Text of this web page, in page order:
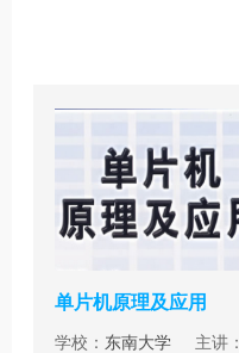
单片机原理及应用
学校： 东南大学 主讲：